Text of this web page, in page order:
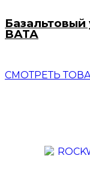
ВАТА
СМОТРЕТЬ